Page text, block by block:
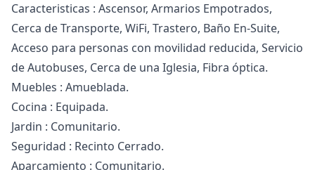
Caracteristicas : Ascensor, Armarios Empotrados,
Cerca de Transporte, WiFi, Trastero, Baño ‌En-Suite,
‌Acceso ‌para ‌personas ‌con movilidad reducida, Servicio
de ‌Autobuses, ‌Cerca ‌de una Iglesia, ‌Fibra ‌óptica.
Muebles ‌: ‌Amueblada.
Cocina : ‌Equipada.
Jardin : Comunitario.
Seguridad ‌: ‌Recinto ‌Cerrado.
Aparcamiento ‌: ‌Comunitario.